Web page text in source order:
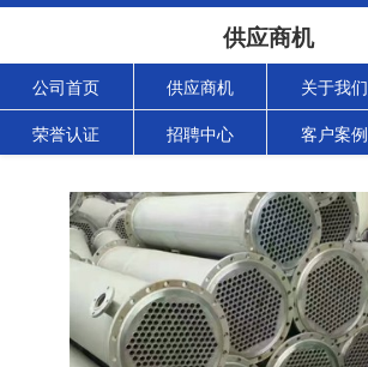
供应商机
公司首页 供应商机 关于我们
荣誉认证 招聘中心 客户案例